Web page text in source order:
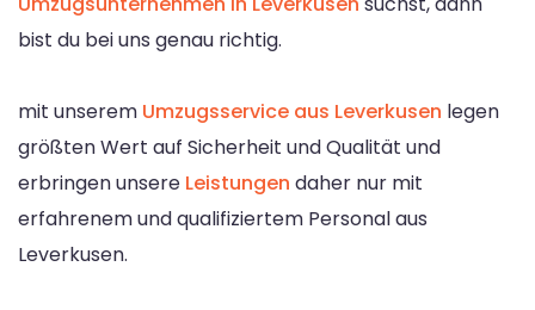
bist du bei uns genau richtig.
mit unserem Umzugsservice aus Leverkusen legen
größten Wert auf Sicherheit und Qualität und
erbringen unsere Leistungen daher nur mit
erfahrenem und qualifiziertem Personal aus
Leverkusen.